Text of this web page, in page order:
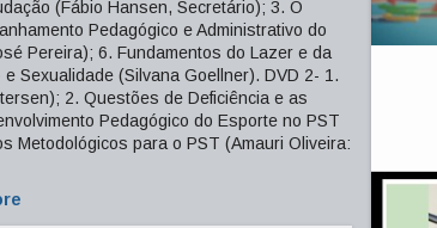
(Fábio Hansen, Secretário); 3. O
Pedagógico e Administrativo do
Pereira); 6. Fundamentos do Lazer e da
Sexualidade (Silvana Goellner). DVD 2- 1.
2. Questões de Deficiência e as
Pedagógico do Esporte no PST
Metodológicos para o PST (Amauri Oliveira: